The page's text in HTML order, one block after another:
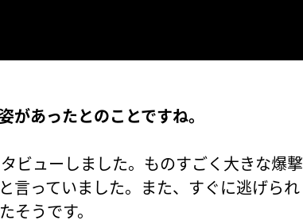
あったとのことですね。
ビューしました。ものすごく大きな爆撃
言っていました。また、すぐに逃げられ
そうです。